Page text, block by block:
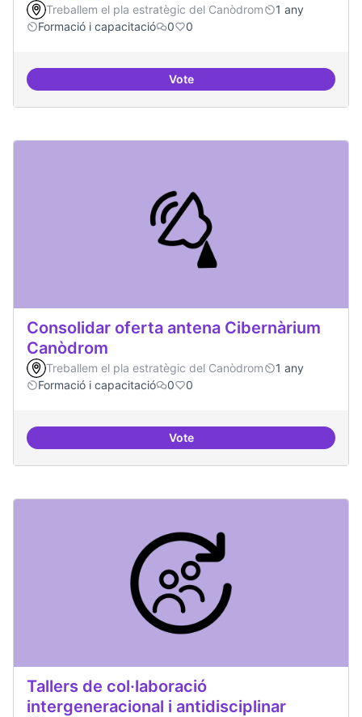
Treballem el pla estratègic del Canòdrom
1 any
Formació i capacitació
0 0
VoteÀrees de formació definides i
Consolidar oferta antena Cibernàrium
Canòdrom
Treballem el pla estratègic del Canòdrom
1 any
Formació i capacitació
0 0
VoteConsolidar oferta antena
Tallers de col·laboració
intergeneracional i antidisciplinar